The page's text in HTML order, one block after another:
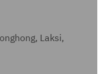
Laksi,